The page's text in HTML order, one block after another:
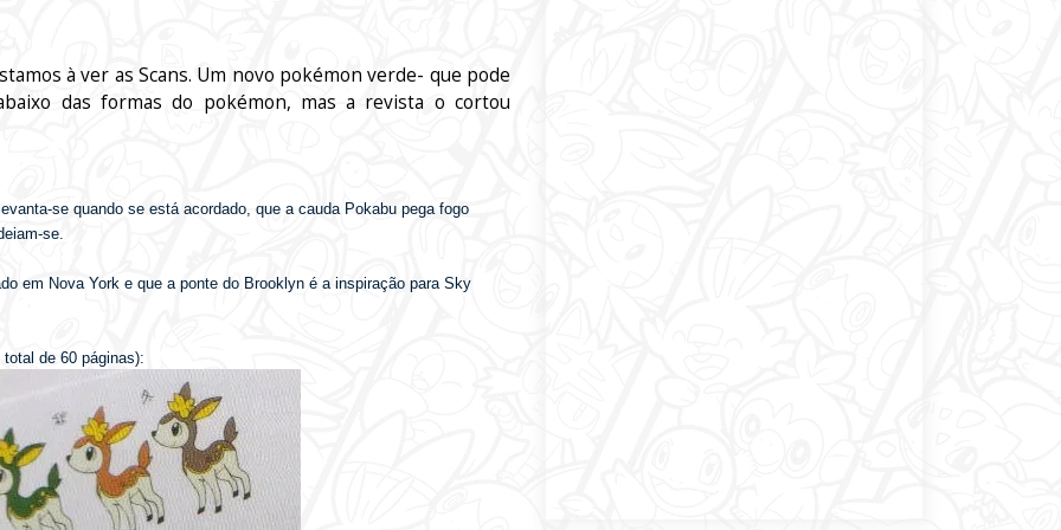
à ver as Scans. Um novo pokémon verde- que pode
das formas do pokémon, mas a revista o cortou
se quando se está acordado, que a cauda Pokabu pega fogo
se.
em Nova York e que a ponte do Brooklyn é a inspiração para Sky
de 60 páginas):